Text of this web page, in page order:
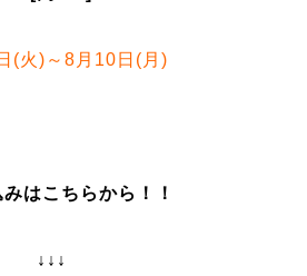
(火)～8月10日(月)
はこちらから！！
↓↓↓